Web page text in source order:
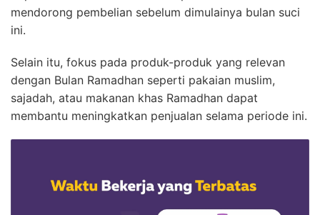
mendorong pembelian sebelum dimulainya bulan suci
ini.
Selain itu, fokus pada produk-produk yang relevan
dengan Bulan Ramadhan seperti pakaian muslim,
sajadah, atau makanan khas Ramadhan dapat
membantu meningkatkan penjualan selama periode ini.